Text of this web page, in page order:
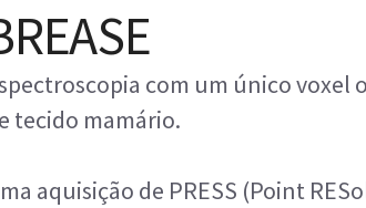
com um único voxel
tecido mamário.
aquisição de PRESS (Point